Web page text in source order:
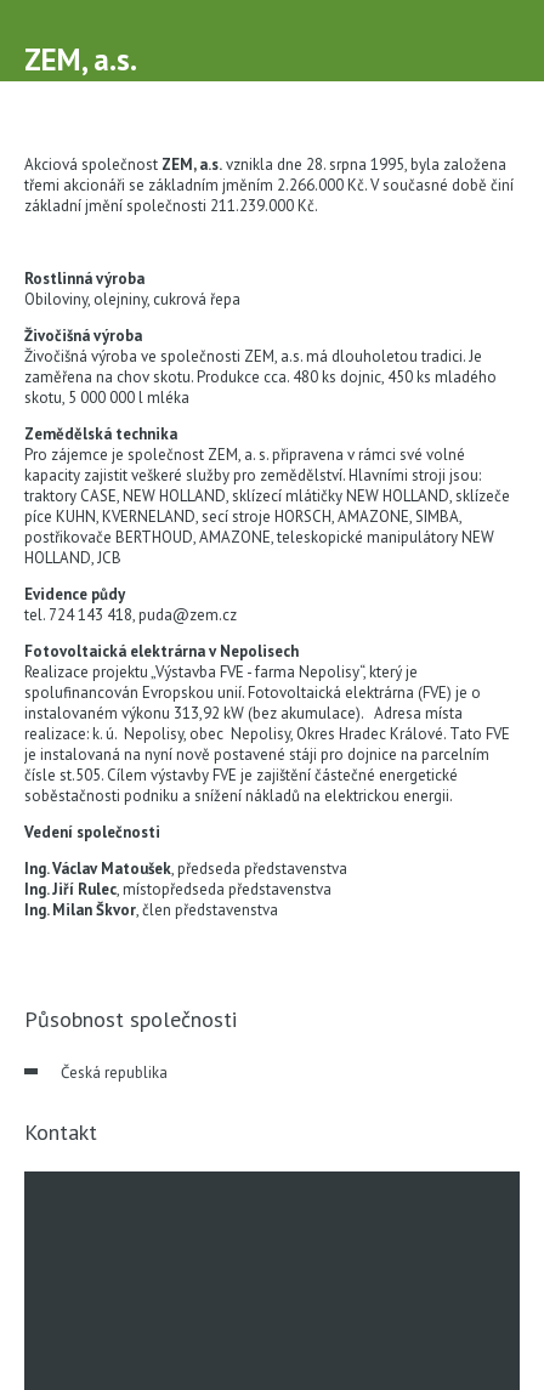
hlavnímu
ZEM, a.s.
Akciová společnost ZEM, a.s.vznikla dne 28. srpna 1995, byla založena
třemi akcionáři se základním jměním 2.266.000 Kč. V současné době činí
základní jmění společnosti 211.239.000 Kč.
Rostlinná výroba
Obiloviny, olejniny, cukrová řepa
Živočišná výroba
Živočišná výroba ve společnosti ZEM, a.s. má dlouholetou tradici. Je
zaměřena na chov skotu. Produkce cca. 480 ks dojnic, 450 ks mladého
skotu, 5 000 000 l mléka
Zemědělská technika
Pro zájemce je společnost ZEM, a. s. připravena v rámci své volné
kapacity zajistit veškeré služby pro zemědělství. Hlavními stroji jsou:
traktory CASE, NEW HOLLAND, sklízecí mlátičky NEW HOLLAND, sklízeče
píce KUHN, KVERNELAND, secí stroje HORSCH, AMAZONE, SIMBA,
postřikovače BERTHOUD, AMAZONE, teleskopické manipulátory NEW
HOLLAND, JCB
Evidence půdy
tel. 724 143 418, puda@zem.cz
Fotovoltaická elektrárna v Nepolisech
Realizace projektu „Výstavba FVE - farma Nepolisy“, který je
spolufinancován Evropskou unií. Fotovoltaická elektrárna (FVE) je o
instalovaném výkonu 313,92 kW (bez akumulace). Adresa místa
realizace: k. ú. Nepolisy, obec Nepolisy, Okres Hradec Králové. Tato FVE
je instalovaná na nyní nově postavené stáji pro dojnice na parcelním
čísle st.505. Cílem výstavby FVE je zajištění částečné energetické
soběstačnosti podniku a snížení nákladů na elektrickou energii.
Vedení společnosti
Ing. Václav Matoušek, předseda představenstva
Ing. Jiří Rulec, místopředseda představenstva
Ing. Milan Škvor, člen představenstva
Působnost společnosti
Česká republika
Kontakt